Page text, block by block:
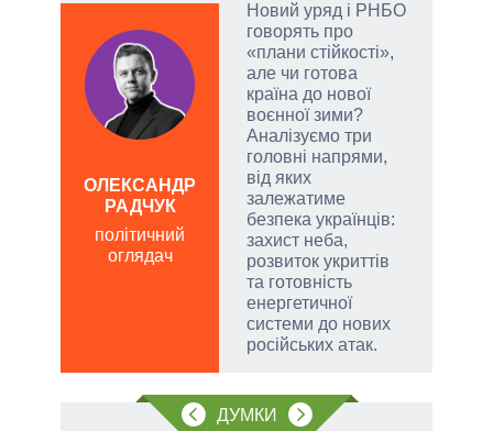
Новий уряд і РНБО
говорять про
«плани стійкості»,
але чи готова
країна до нової
воєнної зими?
Аналізуємо три
головні напрями,
від яких
залежатиме
безпека українців:
захист неба,
розвиток укриттів
та готовність
енергетичної
системи до нових
російських атак.
ОЛЕКСАНДР
РАДЧУК
політичний
оглядач
ДУМКИ